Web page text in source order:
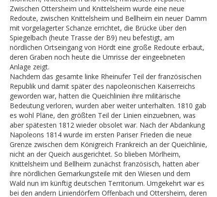
Zwischen Ottersheim und Knittelsheim wurde eine neue
Redoute, zwischen Knittelsheim und Bellheim ein neuer Damm
mit vorgelagerter Schanze errichtet, die Brücke über den
Spiegelbach (heute Trasse der B9) neu befestigt, am
nördlichen Ortseingang von Hördt eine große Redoute erbaut,
deren Graben noch heute die Umrisse der eingeebneten
Anlage zeigt.
Nachdem das gesamte linke Rheinufer Teil der französischen
Republik und damit später des napoleonischen Kaiserreichs
geworden war, hatten die Queichlinien ihre militärische
Bedeutung verloren, wurden aber weiter unterhalten. 1810 gab
es wohl Pläne, den größten Teil der Linien einzuebnen, was
aber spätesten 1812 wieder obsolet war. Nach der Abdankung
Napoleons 1814 wurde im ersten Pariser Frieden die neue
Grenze zwischen dem Königreich Frankreich an der Queichlinie,
nicht an der Queich ausgerichtet. So blieben Mörlheim,
Knittelsheim und Bellheim zunächst französisch, hatten aber
ihre nördlichen Gemarkungsteile mit den Wiesen und dem
Wald nun im künftig deutschen Territorium. Umgekehrt war es
bei den andern Liniendörfern Offenbach und Ottersheim, deren